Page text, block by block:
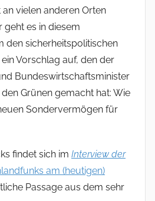
vielen anderen Orten
geht es in diesem
den sicherheitspolitischen
Vorschlag auf, den der
Bundeswirtschaftsminister
Grünen gemacht hat: Wie
Sondervermögen für
findet sich im Interview der
am (heutigen)
Passage aus dem sehr